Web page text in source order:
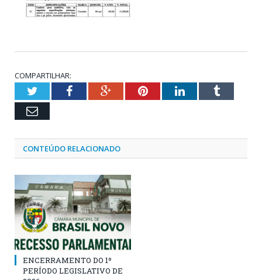
COMPARTILHAR:
TwitterFacebookGoogle+PinterestLinkedInTumblr
Email
CONTEÚDO RELACIONADO
ENCERRAMENTO DO 1º
PERÍODO LEGISLATIVO DE